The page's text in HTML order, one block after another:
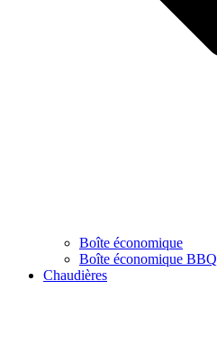
Boîte économique
Boîte économique BBQ
Chaudières